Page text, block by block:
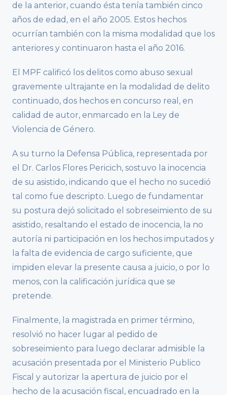
de la anterior, cuando ésta tenía también cinco
años de edad, en el año 2005. Estos hechos
ocurrían también con la misma modalidad que los
anteriores y continuaron hasta el año 2016.
El MPF calificó los delitos como abuso sexual
gravemente ultrajante en la modalidad de delito
continuado, dos hechos en concurso real, en
calidad de autor, enmarcado en la Ley de
Violencia de Género.
A su turno la Defensa Pública, representada por
el Dr. Carlos Flores Pericich, sostuvo la inocencia
de su asistido, indicando que el hecho no sucedió
tal como fue descripto. Luego de fundamentar
su postura dejó solicitado el sobreseimiento de su
asistido, resaltando el estado de inocencia, la no
autoría ni participación en los hechos imputados y
la falta de evidencia de cargo suficiente, que
impiden elevar la presente causa a juicio, o por lo
menos, con la calificación jurídica que se
pretende.
Finalmente, la magistrada en primer término,
resolvió no hacer lugar al pedido de
sobreseimiento para luego declarar admisible la
acusación presentada por el Ministerio Publico
Fiscal y autorizar la apertura de juicio por el
hecho de la acusación fiscal, encuadrado en la